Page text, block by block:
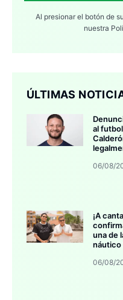
Al presionar el botón de
nuestra
ÚLTIMAS
al
06/08/
¡A
una de
náutico
06/08/